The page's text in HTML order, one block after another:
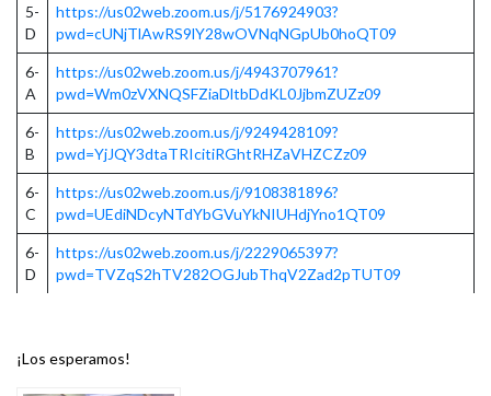
5-
D
https://us02web.zoom.us/j/5176924903?
pwd=cUNjTlAwRS9lY28wOVNqNGpUb0hoQT09
6-
A
https://us02web.zoom.us/j/4943707961?
pwd=Wm0zVXNQSFZiaDltbDdKL0JjbmZUZz09
6-
B
https://us02web.zoom.us/j/9249428109?
pwd=YjJQY3dtaTRIcitiRGhtRHZaVHZCZz09
6-
C
https://us02web.zoom.us/j/9108381896?
pwd=UEdiNDcyNTdYbGVuYkNIUHdjYno1QT09
6-
D
https://us02web.zoom.us/j/2229065397?
pwd=TVZqS2hTV282OGJubThqV2Zad2pTUT09
¡Los esperamos!